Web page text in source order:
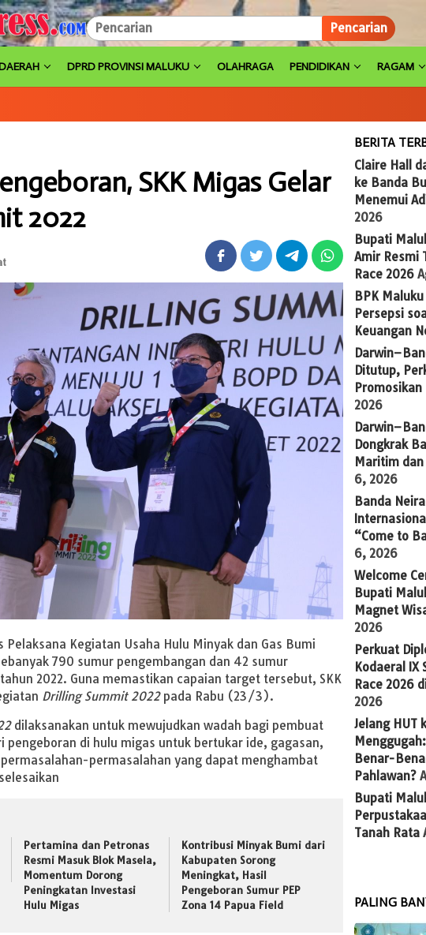
Pencarian
DPRD PROVINSI MALUKU OLAHRAGA PENDIDIKAN RAGAM
SKK Migas Gelar
2022
Pelaksana Kegiatan Usaha Hulu Minyak dan Gas Bumi
790 sumur pengembangan dan 42 sumur
2022. Guna memastikan capaian target tersebut, SKK
Drilling Summit 2022pada Rabu (23/3).
dilaksanakan untuk mewujudkan wadah bagi pembuat
pengeboran di hulu migas untuk bertukar ide, gagasan,
permasalahan yang dapat menghambat
Pertamina dan Petronas
Resmi Masuk Blok Masela,
Momentum Dorong
Peningkatan Investasi
Hulu Migas
Kontribusi Minyak Bumi dari
Kabupaten Sorong
Meningkat, Hasil
Pengeboran Sumur PEP
Zona 14 Papua Field
BERITA
Claire Hall
ke Banda
Menemui
2026
Bupati
Amir Resmi
Race 2026
BPK
Persepsi
Keuangan
Ditutup,
Promosikan
2026
Dongkrak
Maritim dan
6, 2026
Banda
“Come to
6, 2026
Welcome
Bupati
Magnet
2026
Perkuat
Kodaeral IX
Race 2026
2026
Jelang HUT
Benar-
Pahlawan?
Bupati
Tanah Rata
PALING